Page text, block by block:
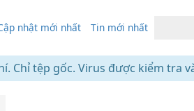
nhật mới nhất Tin mới nhất
Chỉ tệp gốc. Virus được kiểm tra